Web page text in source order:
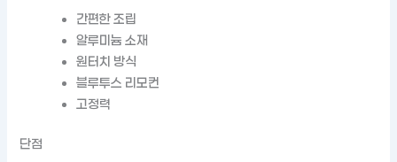
간편한 조립
알루미늄 소재
원터치 방식
블루투스 리모컨
고정력
단점